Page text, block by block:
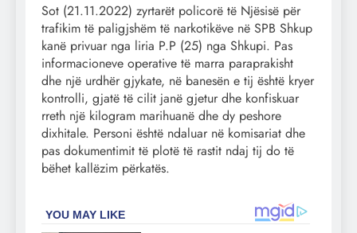
Sot (21.11.2022) zyrtarët policorë të Njësisë për
trafikim të paligjshëm të narkotikëve në SPB Shkup
kanë privuar nga liria P.P (25) nga Shkupi. Pas
informacioneve operative të marra paraprakisht
dhe një urdhër gjykate, në banesën e tij është kryer
kontrolli, gjatë të cilit janë gjetur dhe konfiskuar
rreth një kilogram marihuanë dhe dy peshore
dixhitale. Personi është ndaluar në komisariat dhe
pas dokumentimit të plotë të rastit ndaj tij do të
bëhet kallëzim përkatës.